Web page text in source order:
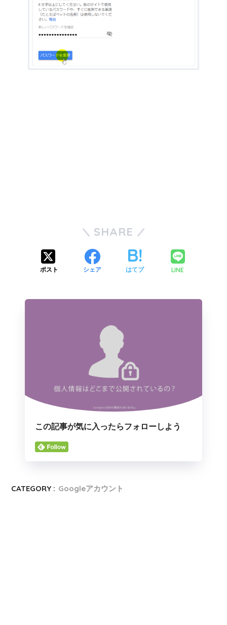
SHARE
ポスト シェア はてブ LINE
この記事が気に入ったらフォローしよう
CATEGORY : Googleアカウント